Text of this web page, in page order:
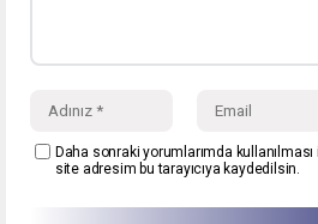
Daha sonraki yorumlarımda
site adresim bu tarayıcıya kaydedilsin.